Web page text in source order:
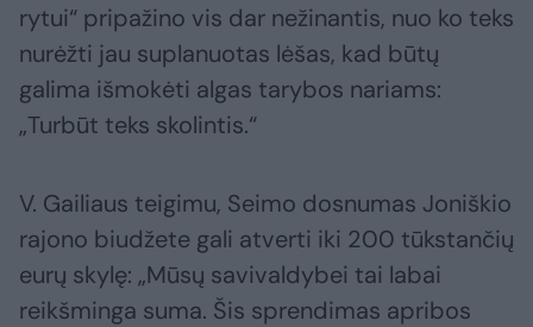
rytui“ pripažino vis dar nežinantis, nuo ko teks
nurėžti jau suplanuotas lėšas, kad būtų
galima išmokėti algas tarybos nariams:
„Turbūt teks skolintis.“
V. Gailiaus teigimu, Seimo dosnumas Joniškio
rajono biudžete gali atverti iki 200 tūkstančių
eurų skylę: „Mūsų savivaldybei tai labai
reikšminga suma. Šis sprendimas apribos